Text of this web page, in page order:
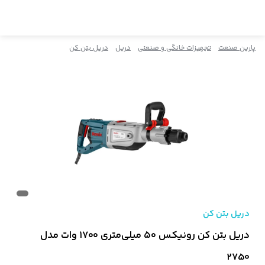
پارین صنعت تجهیزات خانگی و صنعتی دریل دریل بتن کن
دریل بتن کن
دریل بتن کن رونیکس ۵۰ میلی‌متری ۱۷۰۰ وات مدل
2750